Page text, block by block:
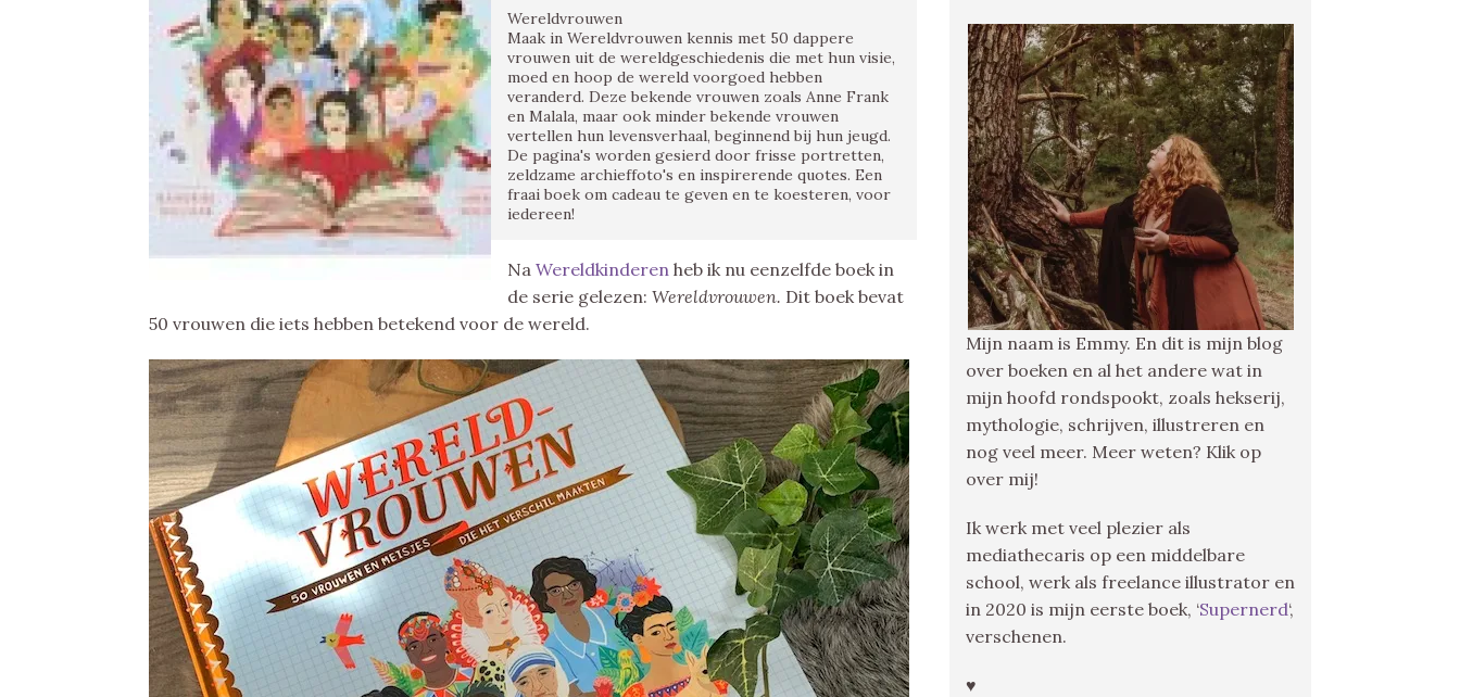
Wereldvrouwen
Maak in Wereldvrouwen kennis met 50 dappere
vrouwen uit de wereldgeschiedenis die met hun visie,
moed en hoop de wereld voorgoed hebben
veranderd. Deze bekende vrouwen zoals Anne Frank
en Malala, maar ook minder bekende vrouwen
vertellen hun levensverhaal, beginnend bij hun jeugd.
De pagina's worden gesierd door frisse portretten,
zeldzame archieffoto's en inspirerende quotes. Een
fraai boek om cadeau te geven en te koesteren, voor
iedereen!
Na Wereldkinderen heb ik nu eenzelfde boek in
de serie gelezen: Wereldvrouwen. Dit boek bevat
50 vrouwen die iets hebben betekend voor de wereld.
Mijn naam is Emmy. En dit is mijn blog
over boeken en al het andere wat in
mijn hoofd rondspookt, zoals hekserij,
mythologie, schrijven, illustreren en
nog veel meer. Meer weten? Klik op
over mij!
Ik werk met veel plezier als
mediathecaris op een middelbare
school, werk als freelance illustrator en
in 2020 is mijn eerste boek, ‘Supernerd‘,
verschenen.
♥